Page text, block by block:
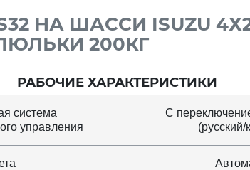
НА ШАССИ ISUZU
200КГ
РАБОЧИЕ ХАРАКТЕРИСТИКИ
система
управления
С
(русский/